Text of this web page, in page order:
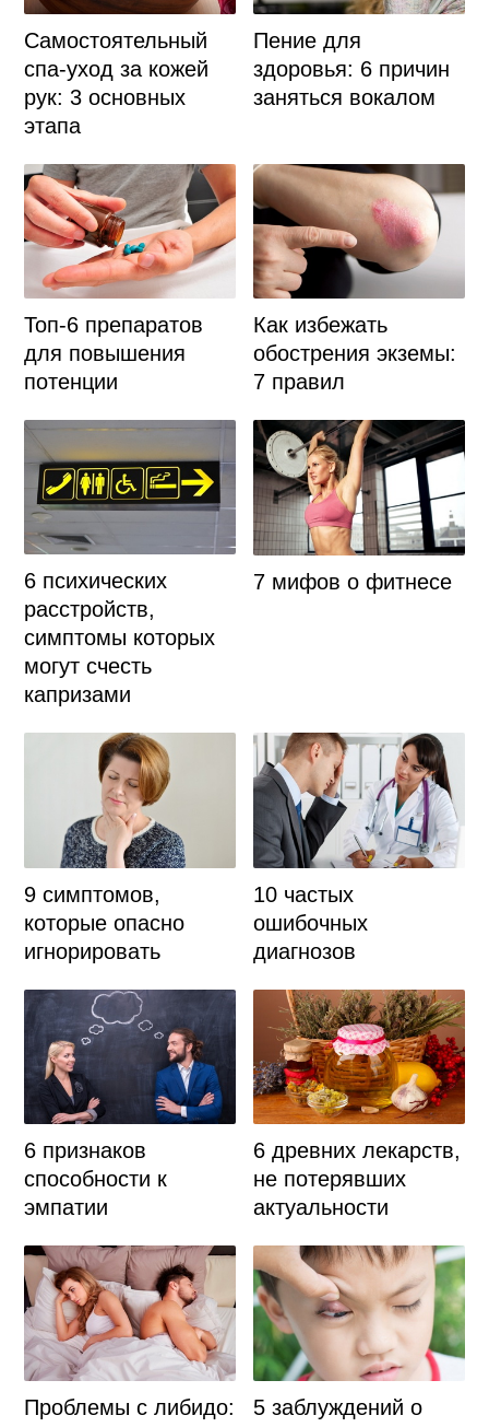
Самостоятельный
спа-уход за кожей
рук: 3 основных
этапа
Пение для
здоровья: 6 причин
заняться вокалом
Топ-6 препаратов
для повышения
потенции
Как избежать
обострения экземы:
7 правил
6 психических
расстройств,
симптомы которых
могут счесть
капризами
7 мифов о фитнесе
9 симптомов,
которые опасно
игнорировать
10 частых
ошибочных
диагнозов
6 признаков
способности к
эмпатии
6 древних лекарств,
не потерявших
актуальности
Проблемы с либидо:
5 заблуждений о